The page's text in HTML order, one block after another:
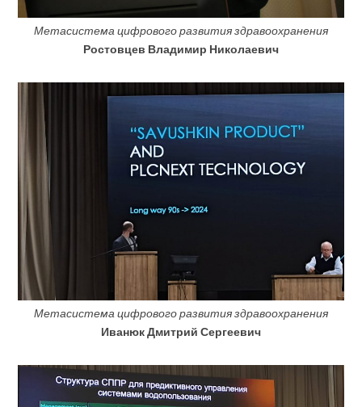
Метасистема цифрового развития здравоохранения
Ростовцев Владимир Николаевич
Метасистема цифрового развития здравоохранения
Иванюк Дмитрий Сергеевич